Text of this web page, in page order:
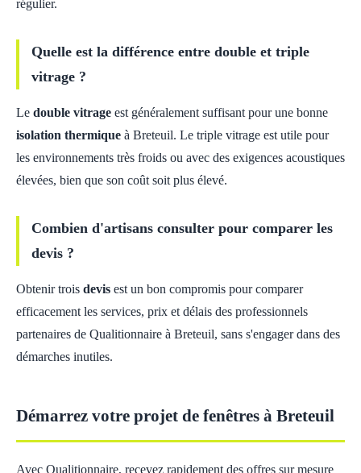
régulier.
Quelle est la différence entre double et triple
vitrage ?
Le double vitrage est généralement suffisant pour une bonne
isolation thermique à Breteuil. Le triple vitrage est utile pour
les environnements très froids ou avec des exigences acoustiques
élevées, bien que son coût soit plus élevé.
Combien d'artisans consulter pour comparer les
devis ?
Obtenir trois devis est un bon compromis pour comparer
efficacement les services, prix et délais des professionnels
partenaires de Qualitionnaire à Breteuil, sans s'engager dans des
démarches inutiles.
Démarrez votre projet de fenêtres à Breteuil
Avec Qualitionnaire, recevez rapidement des offres sur mesure